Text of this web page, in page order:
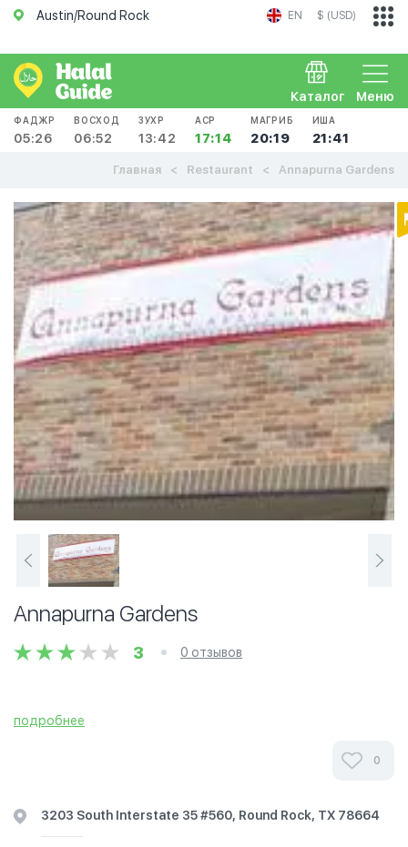
Austin/Round Rock EN $ (USD)
Меню
Каталог
ФАДЖР
05:26
ВОСХОД
06:52
ЗУХР
13:42
АСР
17:14
МАГРИБ
20:19
ИША
21:41
Главная Restaurant Annapurna Gardens
Annapurna Gardens
3 0 отзывов
подробнее
0
3203 South Interstate 35 #560, Round Rock, TX 78664